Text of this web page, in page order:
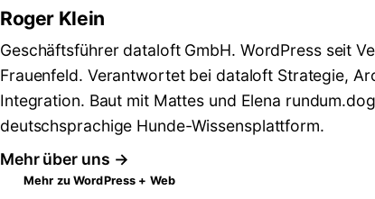
Roger Klein
Geschäftsführer dataloft GmbH. WordPress seit
Frauenfeld. Verantwortet bei dataloft Strategie,
Integration. Baut mit Mattes und Elena
deutschsprachige Hunde-Wissensplattform.
Mehr über uns →
Mehr zu WordPress + Web